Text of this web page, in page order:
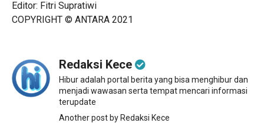
Editor: Fitri Supratiwi
COPYRIGHT © ANTARA 2021
Redaksi Kece
Hibur adalah portal berita yang bisa menghibur dan
menjadi wawasan serta tempat mencari informasi
terupdate
Another post by Redaksi Kece